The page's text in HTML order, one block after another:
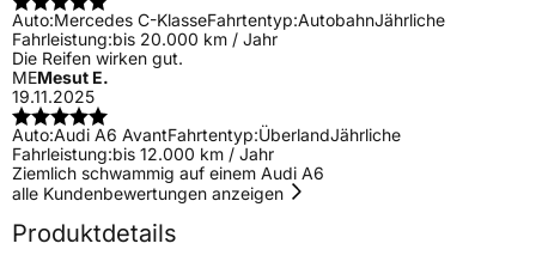
Auto:Mercedes C-KlasseFahrtentyp:AutobahnJährliche
Fahrleistung:bis 20.000 km / Jahr
Die Reifen wirken gut.
MEMesut E.
19.11.2025
Auto:Audi A6 AvantFahrtentyp:ÜberlandJährliche
Fahrleistung:bis 12.000 km / Jahr
Ziemlich schwammig auf einem Audi A6
alle Kundenbewertungen anzeigen
Produktdetails